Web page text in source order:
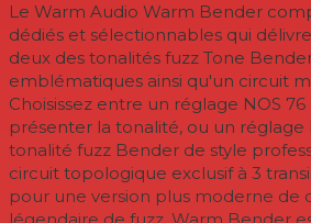
Le Warm Audio Warm Bender
dédiés et sélectionnables qui
deux des tonalités fuzz Tone
emblématiques ainsi qu'un circuit
Choisissez entre un réglage NOS
présenter la tonalité, ou un réglage
tonalité fuzz Bender de style
circuit topologique exclusif à 3
pour une version plus moderne de